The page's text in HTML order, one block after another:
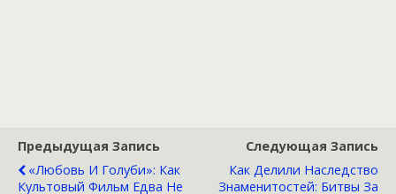
Предыдущая Запись
«Любовь И Голуби»: Как
Культовый Фильм Едва Не
Следующая Запись
Как Делили Наследство
Знаменитостей: Битвы За